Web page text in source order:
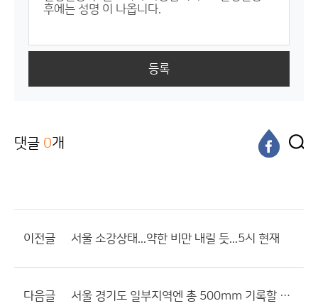
등록
댓글 0개
이전글 서울 소강상태...약한 비만 내릴 듯...5시 현재
다음글 서울 경기도 일부지역엔 총 500mm 기록할 가능성 높겠네요?